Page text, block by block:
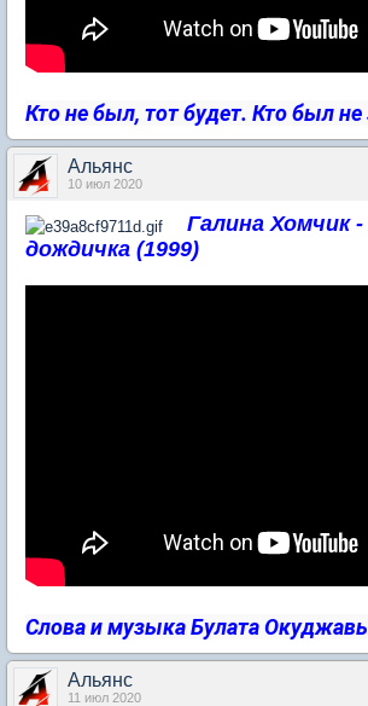
Кто не был, тот будет. Кто был не
Альянс
10 июл 2020
Галина Хомчик -
дождичка (1999)
Слова и музыка Булата
Альянс
11 июл 2020